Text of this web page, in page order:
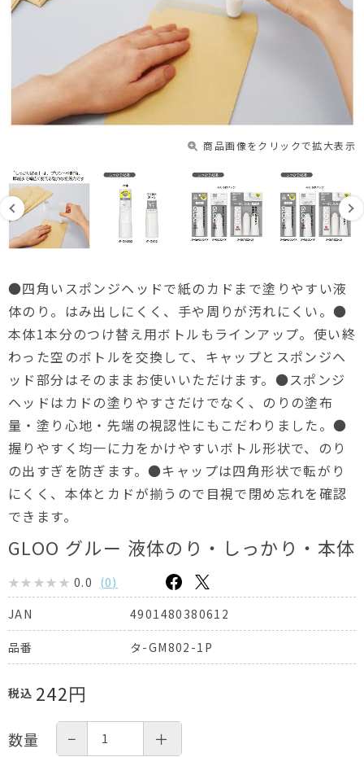
商品画像をクリックで拡大表示
●四角いスポンジヘッドで紙のカドまで塗りやすい液
体のり。はみ出しにくく、手や周りが汚れにくい。●
本体1本分のつけ替え用ボトルもラインアップ。使い終
わった空のボトルを交換して、キャップとスポンジヘ
ッド部分はそのままお使いいただけます。●スポンジ
ヘッドはカドの塗りやすさだけでなく、のりの塗布
量・塗り心地・先端の視認性にもこだわりました。●
握りやすく均一に力をかけやすいボトル形状で、のり
の出すぎを防ぎます。●キャップは四角形状で転がり
にくく、本体とカドが揃うので目視で閉め忘れを確認
できます。
GLOO グルー 液体のり・しっかり・本体
0.0 (0)
JAN
4901480380612
品番 タ-GM802-1P
税込 242円
数量 − ＋